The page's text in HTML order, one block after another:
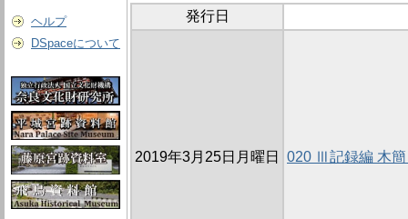
ヘルプ
DSpaceについて
発行日
2019年3月25日月曜日 020 Ⅲ記録編 木簡